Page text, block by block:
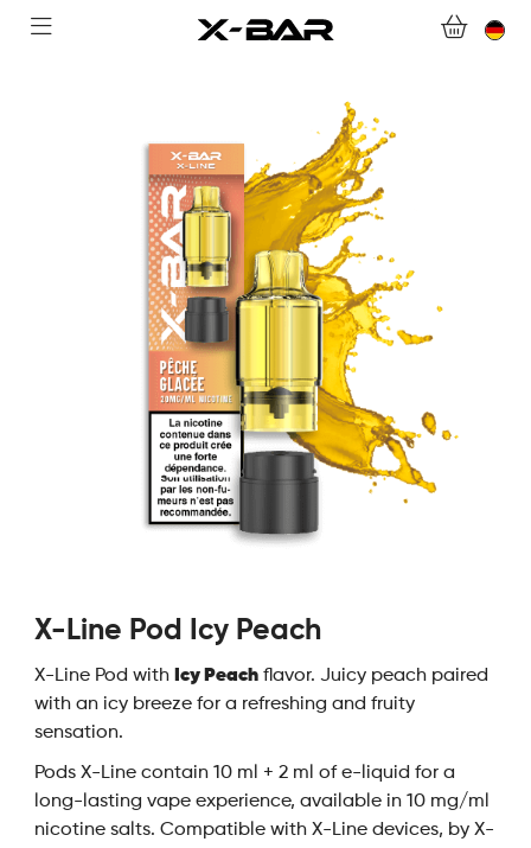
ABONNEMENTS
COLLECTIONS
KONTAKTIERE UNS.
WERDEN SIE X-BAR-GROSSHÄNDLER
X-Line Pod Icy Peach
X-Line Pod with Icy Peachflavor. Juicy peach paired
with an icy breeze for a refreshing and fruity
sensation.
Pods X-Line contain 10 ml + 2 ml of e-liquid for a
long-lasting vape experience, available in 10 mg/ml
nicotine salts. Compatible with X-Line devices, by X-